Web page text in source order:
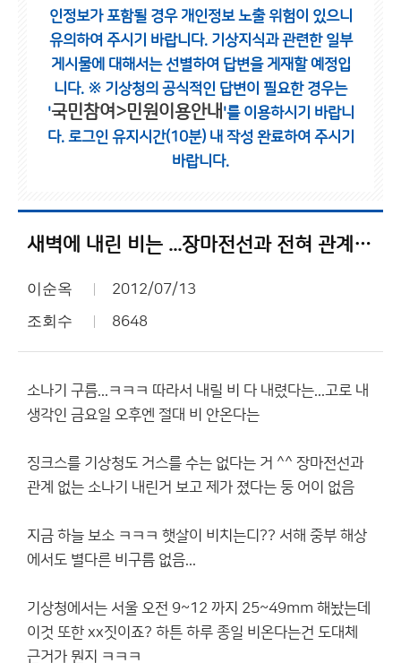
인정보가 포함될 경우 개인정보 노출 위험이 있으니
유의하여 주시기 바랍니다. 기상지식과 관련한 일부
게시물에 대해서는 선별하여 답변을 게재할 예정입
니다. ※ 기상청의 공식적인 답변이 필요한 경우는
'국민참여>민원이용안내 '를 이용하시기 바랍니
다. 로그인 유지시간(10분) 내 작성 완료하여 주시기
바랍니다.
새벽에 내린 비는 ...장마전선과 전혀 관계 없는
이순옥 2012/07/13
조회수 8648
소나기 구름...ㅋㅋㅋ 따라서 내릴 비 다 내렸다는...고로 내
생각인 금요일 오후엔 절대 비 안온다는
징크스를 기상청도 거스를 수는 없다는 거 ^^ 장마전선과
관계 없는 소나기 내린거 보고 제가 졌다는 둥 어이 없음
지금 하늘 보소 ㅋㅋㅋ 햇살이 비치는디?? 서해 중부 해상
에서도 별다른 비구름 없음...
기상청에서는 서울 오전 9~12 까지 25~49mm 해놨는데
이것 또한 xx짓이죠? 하튼 하루 종일 비온다는건 도대체
근거가 뭔지 ㅋㅋㅋ